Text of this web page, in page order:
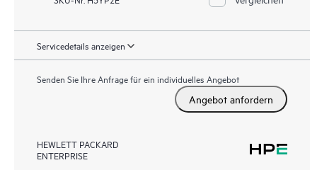
Servicedetails anzeigen
Senden Sie Ihre Anfrage für ein individuelles Angebot
Angebot anfordern
HEWLETT PACKARD
ENTERPRISE